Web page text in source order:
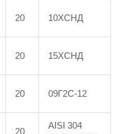
20 10ХСНД
20 15ХСНД
20 09Г2С-12
20
AISI 304